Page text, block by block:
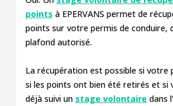
points à EPERVANS permet de
points sur votre permis de conduire,
plafond autorisé.
La récupération est possible si votre
si les points ont bien été retirés et si
déjà suivi un stage volontaire dans